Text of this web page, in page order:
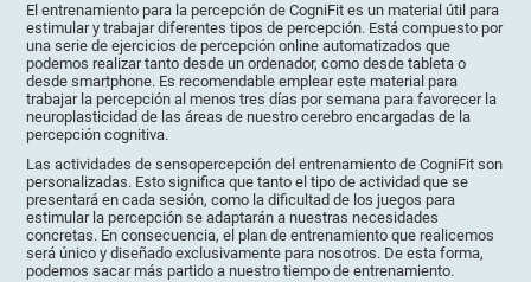
El entrenamiento para la percepción de CogniFit es un material útil para
estimular y trabajar diferentes tipos de percepción. Está compuesto por
una serie de ejercicios de percepción online automatizados que
podemos realizar tanto desde un ordenador, como desde tableta o
desde smartphone. Es recomendable emplear este material para
trabajar la percepción al menos tres días por semana para favorecer la
neuroplasticidad de las áreas de nuestro cerebro encargadas de la
percepción cognitiva.
Las actividades de sensopercepción del entrenamiento de CogniFit son
personalizadas. Esto significa que tanto el tipo de actividad que se
presentará en cada sesión, como la dificultad de los juegos para
estimular la percepción se adaptarán a nuestras necesidades
concretas. En consecuencia, el plan de entrenamiento que realicemos
será único y diseñado exclusivamente para nosotros. De esta forma,
podemos sacar más partido a nuestro tiempo de entrenamiento.